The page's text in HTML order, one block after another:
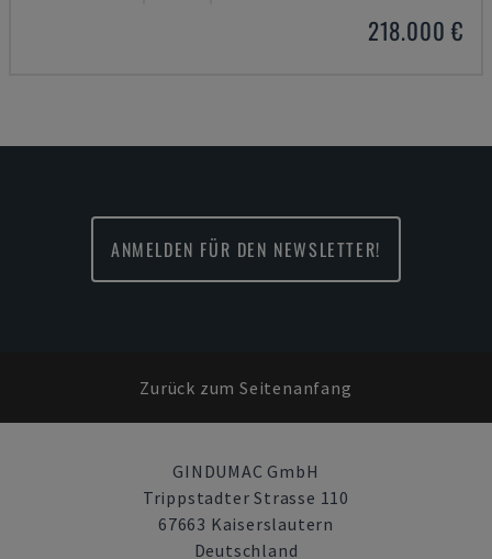
218.000 €
ANMELDEN FÜR DEN NEWSLETTER!
Zurück zum Seitenanfang
GINDUMAC GmbH
Trippstadter Strasse 110
67663 Kaiserslautern
Deutschland